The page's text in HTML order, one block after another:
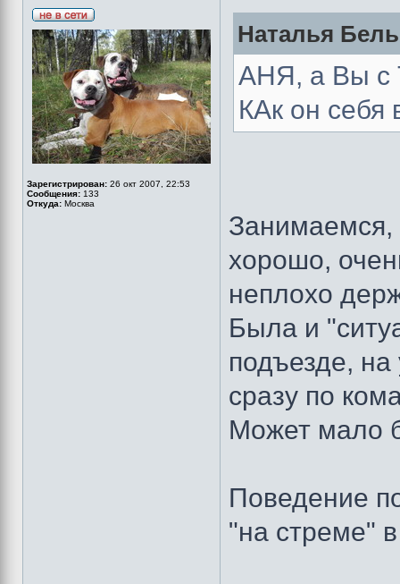
Зарегистрирован: 26 окт 2007, 22:53
Сообщения: 133
Откуда: Москва
Наталья
АНЯ, а Вы с
КАк он себя
Занимаемся,
хорошо,
неплохо
Была и
подъезде, на
сразу по
Может мало
Поведение
"на стреме"